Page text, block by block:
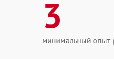
3
минимальный опыт